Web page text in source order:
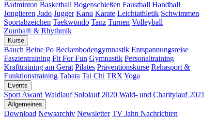
Badminton Basketball Bogenschießen Faustball Handball
Jonglieren Judo Jugger Kanu Karate Leichtathletik Schwimmen
Sportabzeichen Taekwondo Tanz Turnen Volleyball
Zumba® & Rhythmik
Kurse
Bauch Beine Po Beckenbodengymnastik Entspannungsreise
Faszientraining Fit For Fun Gymnastik Personaltraining
Krafttraining am Gerät Pilates Präventionskurse Rehasport &
Funktionstraining Tabata Tai Chi TRX Yoga
Events
Sport Award Waldlauf Sololauf 2020 Wald- und Charitylauf 2021
Allgemeines
Download Newsarchiv Newsletter TV Jahn Nachrichten